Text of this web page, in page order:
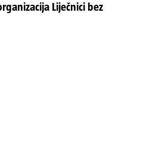
Liječnici bez